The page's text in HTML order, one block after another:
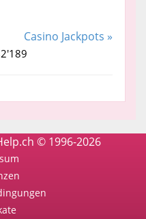
Casino Jackpots »
© 1996-2026